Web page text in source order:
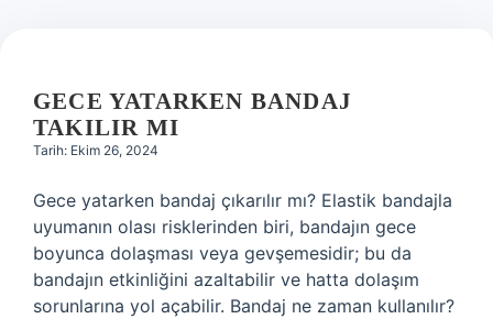
GECE YATARKEN BANDAJ
TAKILIR MI
Tarih: Ekim 26, 2024
Gece yatarken bandaj çıkarılır mı? Elastik bandajla
uyumanın olası risklerinden biri, bandajın gece
boyunca dolaşması veya gevşemesidir; bu da
bandajın etkinliğini azaltabilir ve hatta dolaşım
sorunlarına yol açabilir. Bandaj ne zaman kullanılır?